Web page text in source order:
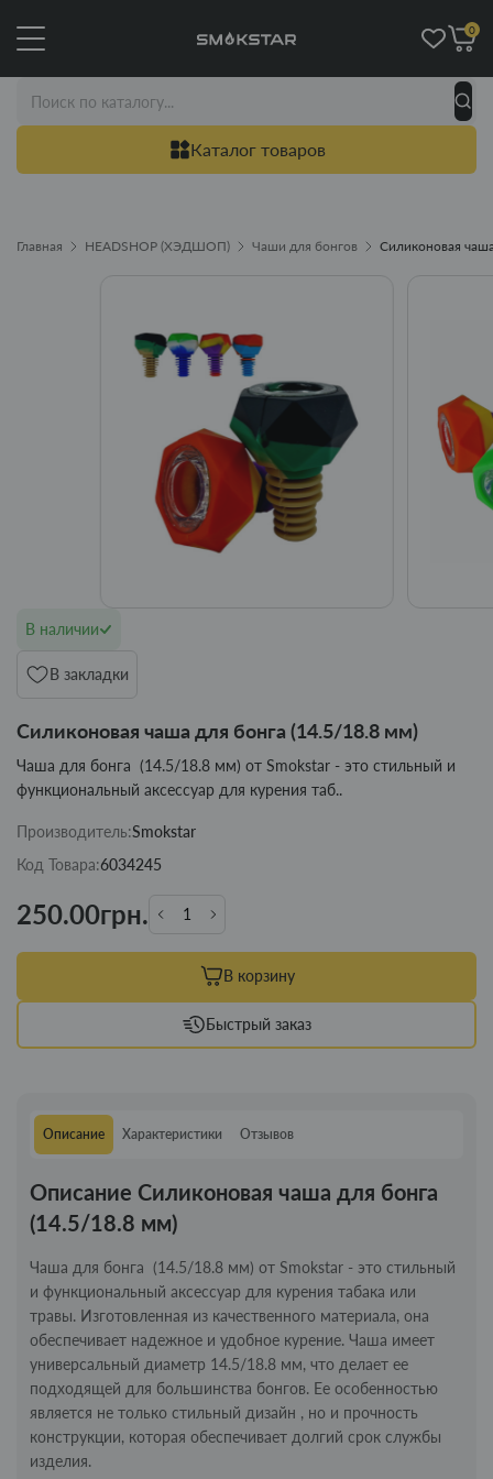
Каталог товаров
0
Главная HEADSHOP (ХЭДШОП) Чаши для бонгов Силиконовая
В наличии
В закладки
Силиконовая чаша для бонга (14.5/18.8 мм)
Чаша для бонга (14.5/18.8 мм) от Smokstar - это стильный и
функциональный аксессуар для курения таб..
Производитель:Smokstar
Код Товара:6034245
250.00грн.
В корзину
Быстрый заказ
Описание Характеристики Отзывов
Описание Силиконовая чаша для бонга
(14.5/18.8 мм)
Чаша для бонга (14.5/18.8 мм) от Smokstar - это стильный
и функциональный аксессуар для курения табака или
травы. Изготовленная из качественного материала, она
обеспечивает надежное и удобное курение. Чаша имеет
универсальный диаметр 14.5/18.8 мм, что делает ее
подходящей для большинства бонгов. Ее особенностью
является не только стильный дизайн , но и прочность
конструкции, которая обеспечивает долгий срок службы
изделия.